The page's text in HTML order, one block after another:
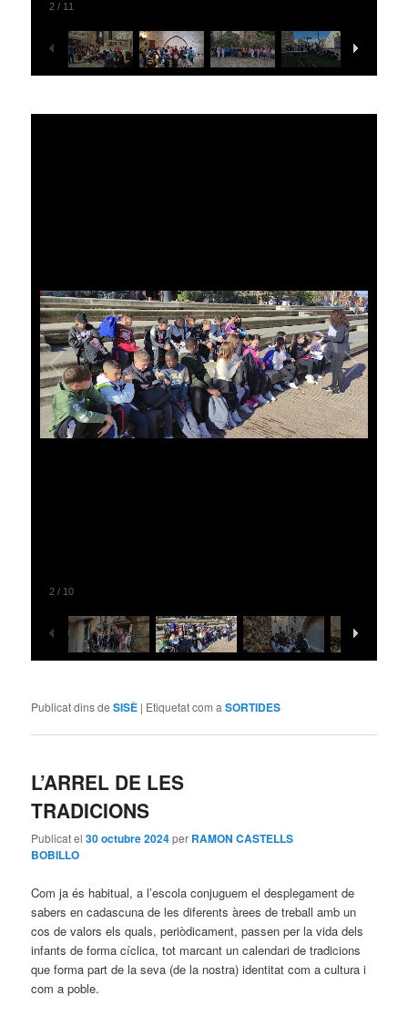
2 / 11
2 / 10
Publicat dins de SISÈ | Etiquetat com a SORTIDES
L’ARREL DE LES
TRADICIONS
Publicat el30 octubre 2024per RAMON CASTELLS
BOBILLO
Com ja és habitual, a l’escola conjuguem el desplegament de
sabers en cadascuna de les diferents àrees de treball amb un
cos de valors els quals, periòdicament, passen per la vida dels
infants de forma cíclica, tot marcant un calendari de tradicions
que forma part de la seva (de la nostra) identitat com a cultura i
com a poble.